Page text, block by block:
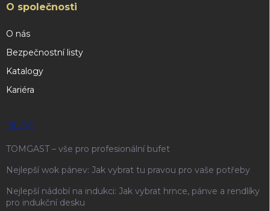
O společnosti
O nás
Bezpečnostní listy
Katalogy
Kariéra
BLOG
TOMGAST – vše pro profesionální bufet
Nejlepší wok pánev: Jak vybrat tu pravou pro vaše potřeby
Nejlepší nádobí na indukci: Jak vybrat hrnce, pánve a rendlíky
pro indukční desku